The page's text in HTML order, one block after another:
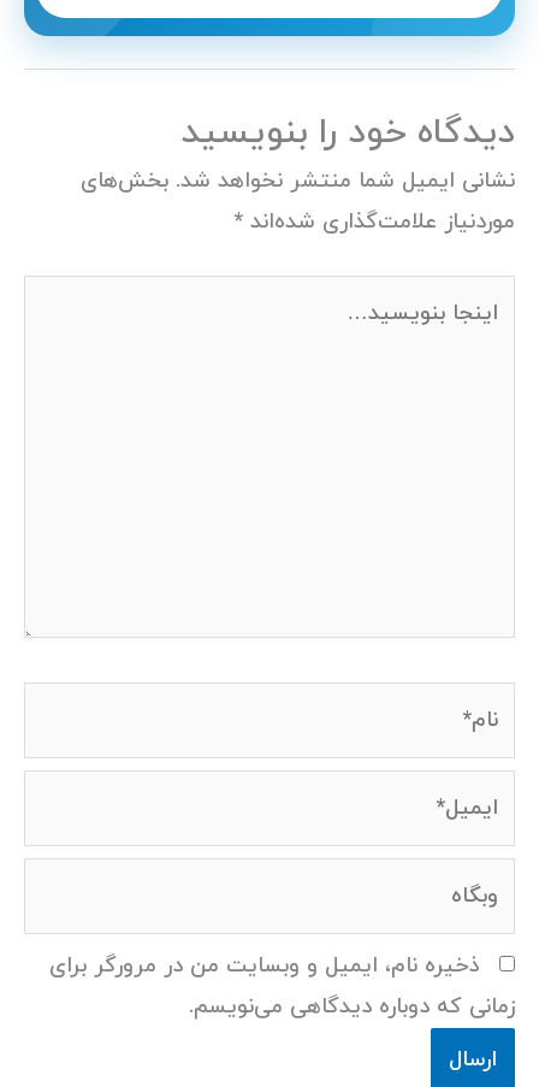
دیدگاه‌ خود را بنویسید
نشانی ایمیل شما منتشر نخواهد شد. بخش‌های
موردنیاز علامت‌گذاری شده‌اند *
وبگاه
ذخیره نام، ایمیل و وبسایت من در مرورگر برای
زمانی که دوباره دیدگاهی می‌نویسم.